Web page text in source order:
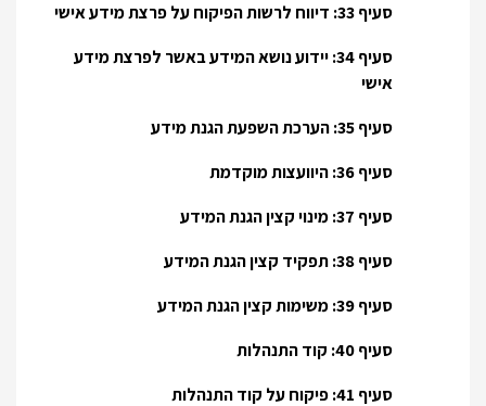
סעיף 33: דיווח לרשות הפיקוח על פרצת מידע אישי
סעיף 34: יידוע נושא המידע באשר לפרצת מידע
אישי
סעיף 35: הערכת השפעת הגנת מידע
סעיף 36: היוועצות מוקדמת
סעיף 37: מינוי קצין הגנת המידע
סעיף 38: תפקיד קצין הגנת המידע
סעיף 39: משימות קצין הגנת המידע
סעיף 40: קוד התנהלות
סעיף 41: פיקוח על קוד התנהלות